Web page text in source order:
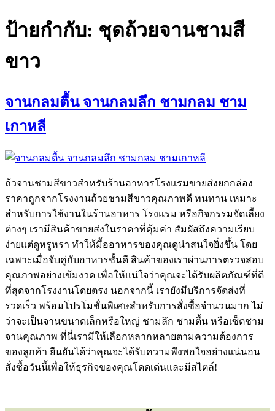
ป้ายกำกับ: ชุดถ้วยจานชามสี
ขาว
จานกลมตื้น จานกลมลึก ชามกลม ชาม
เกาหลี
ถ้วจานชามสีขาวสำหรับร้านอาหารโรงแรมขายส่งยกกล่อง
ราคาถูกจากโรงงานถ้วยชามสีขาวคุณภาพดี ทนทาน เหมาะ
สำหรับการใช้งานในร้านอาหาร โรงแรม หรือกิจกรรมจัดเลี้ยง
ต่างๆ เรามีสินค้าขายส่งในราคาที่คุ้มค่า สัมผัสถึงความเรียบ
ง่ายแต่ดูหรูหรา ทำให้มื้ออาหารของคุณดูน่าสนใจยิ่งขึ้น โดย
เฉพาะเมื่อจับคู่กับอาหารชั้นดี สินค้าของเราผ่านการตรวจสอบ
คุณภาพอย่างเข้มงวด เพื่อให้แน่ใจว่าคุณจะได้รับผลิตภัณฑ์ที่ดี
ที่สุดจากโรงงานโดยตรง นอกจากนี้ เรายังมีบริการจัดส่งที่
รวดเร็ว พร้อมโปรโมชั่นพิเศษสำหรับการสั่งซื้อจำนวนมาก ไม่
ว่าจะเป็นจานขนาดเล็กหรือใหญ่ ชามลึก ชามตื้น หรือเซ็ตชาม
จานคุณภาพ ที่นี่เรามีให้เลือกหลากหลายตามความต้องการ
ของลูกค้า ยืนยันได้ว่าคุณจะได้รับความพึงพอใจอย่างแน่นอน
สั่งซื้อวันนี้เพื่อให้ธุรกิจของคุณโดดเด่นและมีสไตล์!